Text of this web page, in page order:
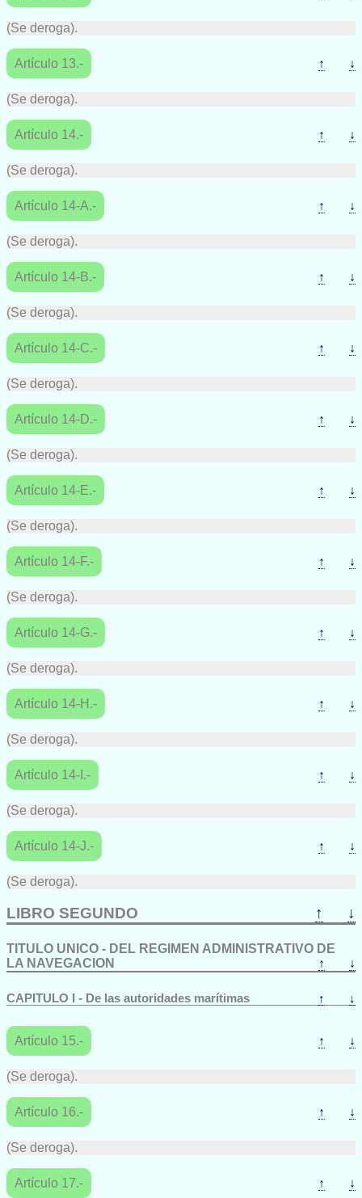
(Se deroga).
Artículo 13.- ↑ ↓
(Se deroga).
Artículo 14.- ↑ ↓
(Se deroga).
Artículo 14-A.- ↑ ↓
(Se deroga).
Artículo 14-B.- ↑ ↓
(Se deroga).
Artículo 14-C.- ↑ ↓
(Se deroga).
Artículo 14-D.- ↑ ↓
(Se deroga).
Artículo 14-E.- ↑ ↓
(Se deroga).
Artículo 14-F.- ↑ ↓
(Se deroga).
Artículo 14-G.- ↑ ↓
(Se deroga).
Artículo 14-H.- ↑ ↓
(Se deroga).
Artículo 14-I.- ↑ ↓
(Se deroga).
Artículo 14-J.- ↑ ↓
(Se deroga).
LIBRO SEGUNDO ↑ ↓
TITULO UNICO - DEL REGIMEN ADMINISTRATIVO DE
LA NAVEGACION
↑ ↓
CAPITULO I - De las autoridades marítimas ↑ ↓
Artículo 15.- ↑ ↓
(Se deroga).
Artículo 16.- ↑ ↓
(Se deroga).
Artículo 17.- ↑ ↓